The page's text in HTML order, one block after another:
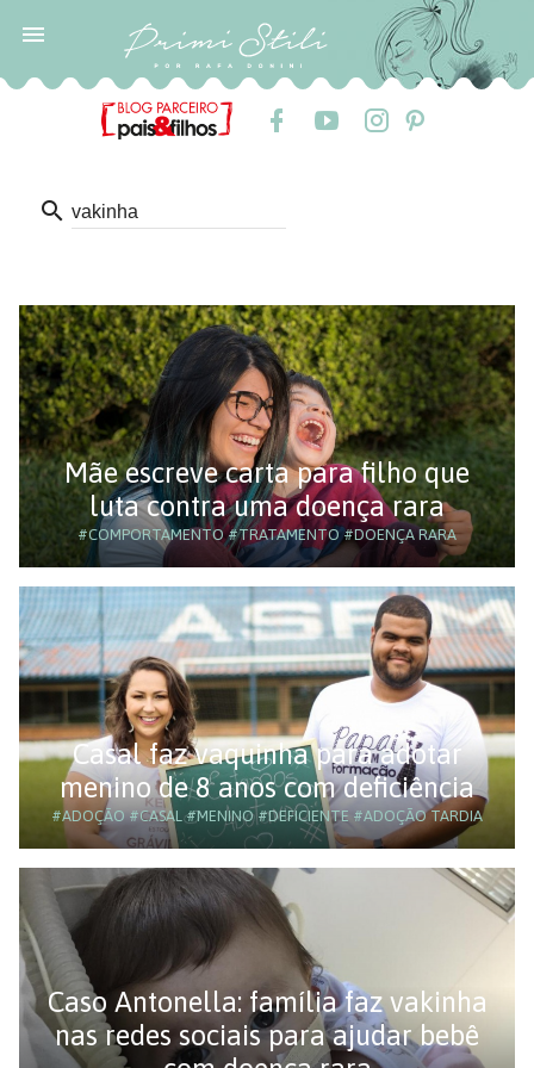

search
Mãe escreve carta para filho que
luta contra uma doença rara
#COMPORTAMENTO#TRATAMENTO#DOENÇA RARA
Casal faz vaquinha para adotar
menino de 8 anos com deficiência
#ADOÇÃO#CASAL#MENINO#DEFICIENTE #ADOÇÃO TARDIA
Caso Antonella: família faz vakinha
nas redes sociais para ajudar bebê